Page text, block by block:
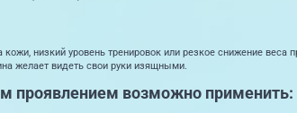
кожи, низкий уровень тренировок или резкое снижение
желает видеть свои руки изящными.
проявлением возможно применить: